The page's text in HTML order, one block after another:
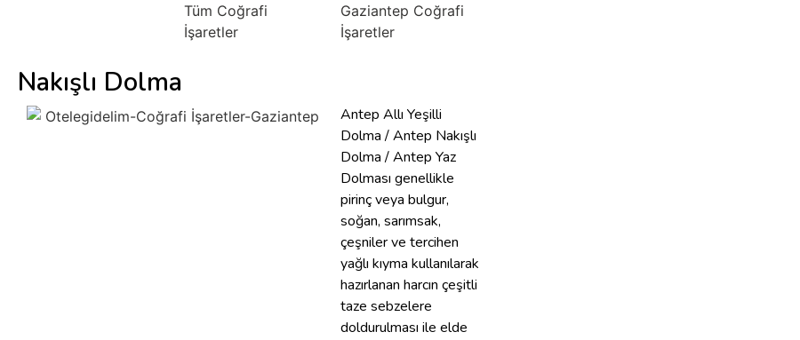
Tüm Coğrafi
İşaretler
Gaziantep Coğrafi
İşaretler
Nakışlı Dolma
Antep Allı Yeşilli
Dolma / Antep Nakışlı
Dolma / Antep Yaz
Dolması genellikle
pirinç veya bulgur,
soğan, sarımsak,
çeşniler ve tercihen
yağlı kıyma kullanılarak
hazırlanan harcın çeşitli
taze sebzelere
doldurulması ile elde